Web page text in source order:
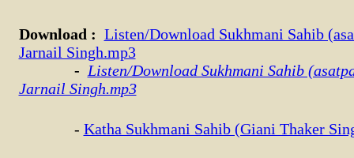
Download : Listen/Download Sukhmani Sahib
Jarnail Singh.mp3
- Listen/Download Sukhmani Sahib
Jarnail Singh.mp3
- Katha Sukhmani Sahib (Giani Thaker